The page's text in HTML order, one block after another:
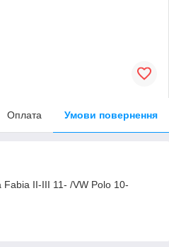
Оплата Умови повернення
Fabia II-III 11- /VW Polo 10-